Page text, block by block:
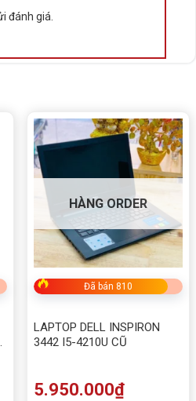
đánh giá.
HÀNG ORDER
Đã bán 810
LAPTOP DELL INSPIRON
3442 I5-4210U CŨ
5.950.000₫